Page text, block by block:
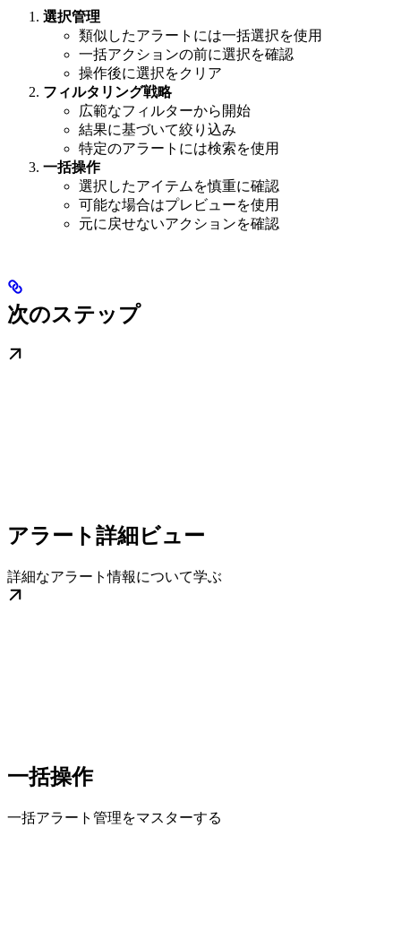
選択管理
類似したアラートには一括選択を使用
一括アクションの前に選択を確認
操作後に選択をクリア
フィルタリング戦略
広範なフィルターから開始
結果に基づいて絞り込み
特定のアラートには検索を使用
一括操作
選択したアイテムを慎重に確認
可能な場合はプレビューを使用
元に戻せないアクションを確認
次のステップ
アラート詳細ビュー
詳細なアラート情報について学ぶ
一括操作
一括アラート管理をマスターする